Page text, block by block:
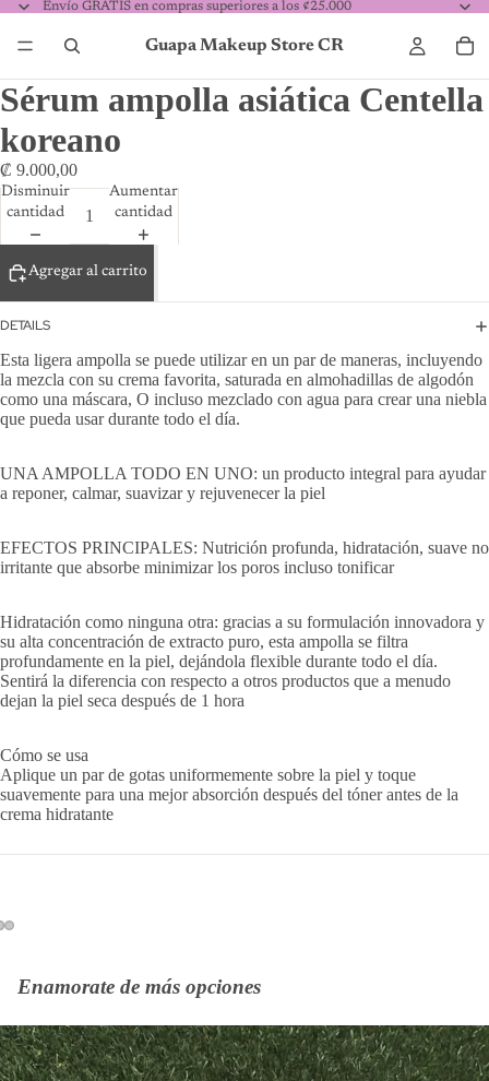
Envío GRATIS en compras superiores a los ¢25.000
Guapa Makeup Store CR
Sérum ampolla asiática Centella
koreano
₡ 9.000,00
Disminuir
cantidad
Aumentar
cantidad
Agregar al carrito
DETAILS
Esta ligera ampolla se puede utilizar en un par de maneras, incluyendo
la mezcla con su crema favorita, saturada en almohadillas de algodón
como una máscara, O incluso mezclado con agua para crear una niebla
que pueda usar durante todo el día.
UNA AMPOLLA TODO EN UNO: un producto integral para ayudar
a reponer, calmar, suavizar y rejuvenecer la piel
EFECTOS PRINCIPALES: Nutrición profunda, hidratación, suave no
irritante que absorbe minimizar los poros incluso tonificar
Hidratación como ninguna otra: gracias a su formulación innovadora y
su alta concentración de extracto puro, esta ampolla se filtra
profundamente en la piel, dejándola flexible durante todo el día.
Sentirá la diferencia con respecto a otros productos que a menudo
dejan la piel seca después de 1 hora
Cómo se usa
Aplique un par de gotas uniformemente sobre la piel y toque
suavemente para una mejor absorción después del tóner antes de la
crema hidratante
Enamorate de más opciones